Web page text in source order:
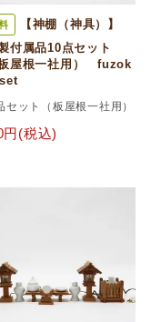
【神棚（神具）】
付属品10点セット
屋根一社用） fuzok
セット（板屋根一社用）
円(税込)